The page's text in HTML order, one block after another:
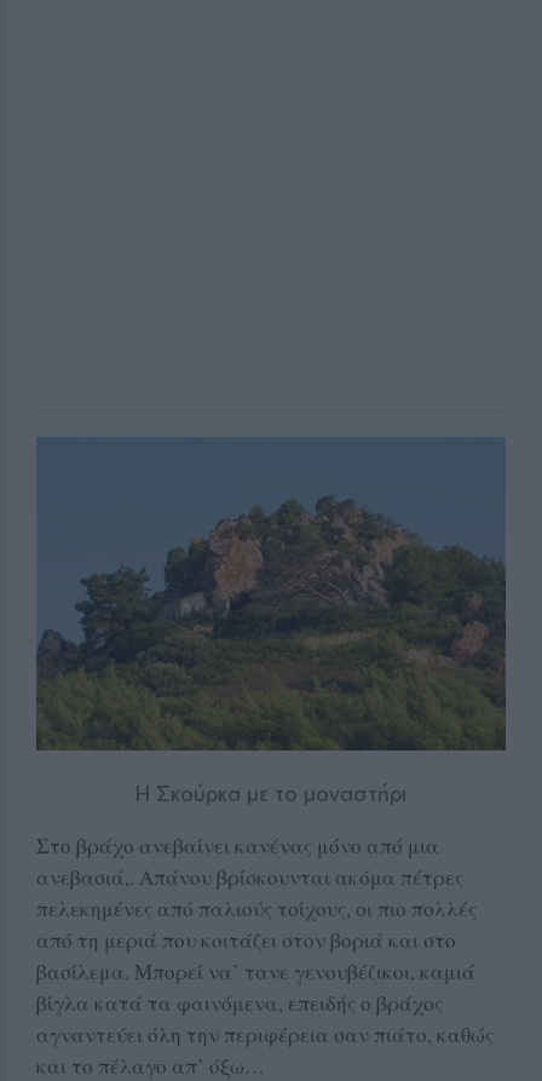
Η Σκούρκα με το μοναστήρι
Στο βράχο ανεβαίνει κανένας μόνο από μια
ανεβασιά,. Απάνου βρίσκουνται ακόμα πέτρες
πελεκημένες από παλιούς τοίχους, οι πιο πολλές
από τη μεριά που κοιτάζει στον βοριά και στο
βασίλεμα. Μπορεί να’ τανε γενουβέζικοι, καμιά
βίγλα κατά τα φαινόμενα, επειδής ο βράχος
αγναντεύει όλη την περιφέρεια σαν πιάτο, καθώς
και το πέλαγο απ’ όξω…